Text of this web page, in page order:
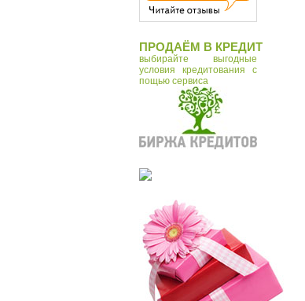
ПРОДАЁМ В КРЕДИТ
выбирайте выгодные
условия кредитования с
пощью сервиса